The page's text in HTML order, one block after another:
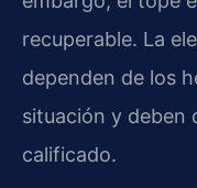
recuperable. La
dependen de los
situación y deben
calificado.